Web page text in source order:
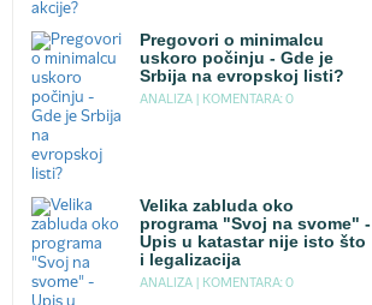
Pregovori o minimalcu
uskoro počinju - Gde je
Srbija na evropskoj listi?
ANALIZA | KOMENTARA: 0
Velika zabluda oko
programa "Svoj na svome" -
Upis u katastar nije isto što
i legalizacija
ANALIZA | KOMENTARA: 0